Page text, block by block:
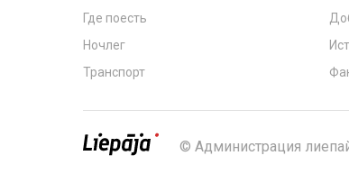
Где поесть
Ночлег
Транспорт
© Администрация